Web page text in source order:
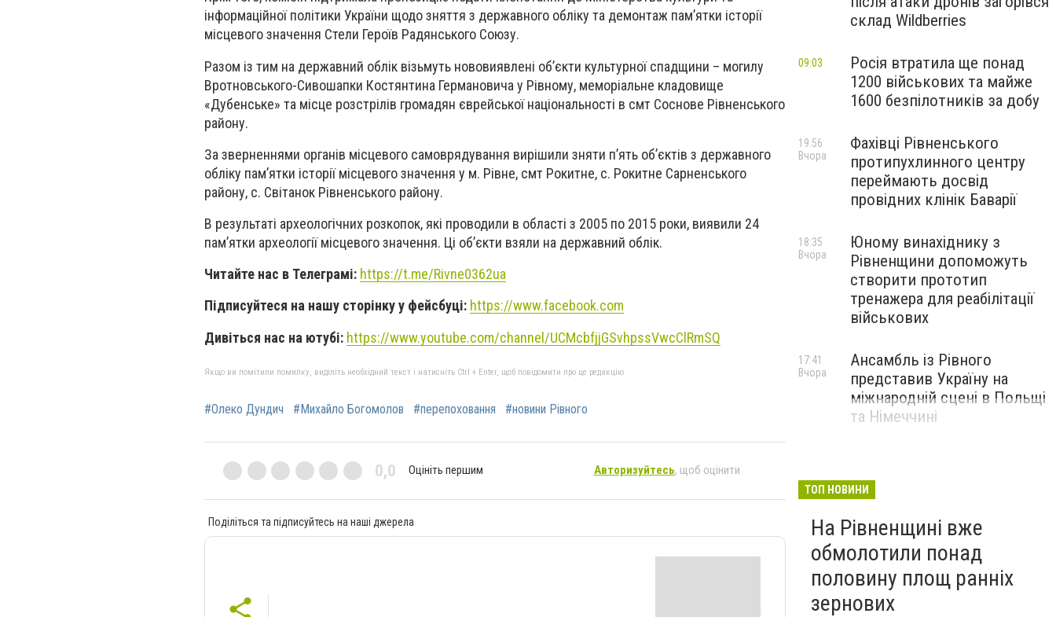
інформаційної політики України щодо зняття з державного обліку та демонтаж пам’ятки історії
місцевого значення Стели Героїв Радянського Союзу.
Разом із тим на державний облік візьмуть нововиявлені об’єкти культурної спадщини – могилу
Вротновського-Сивошапки Костянтина Германовича у Рівному, меморіальне кладовище
«Дубенське» та місце розстрілів громадян єврейської національності в смт Соснове Рівненського
району.
За зверненнями органів місцевого самоврядування вирішили зняти п’ять об’єктів з державного
обліку пам’ятки історії місцевого значення у м. Рівне, смт Рокитне, с. Рокитне Сарненського
району, с. Світанок Рівненського району.
В результаті археологічних розкопок, які проводили в області з 2005 по 2015 роки, виявили 24
пам’ятки археології місцевого значення. Ці об’єкти взяли на державний облік.
Читайте нас в Телеграмі: https://t.me/Rivne0362ua
Підписуйтеся на нашу сторінку у фейсбуці: https://www.facebook.com
Дивіться нас на ютубі: https://www.youtube.com/channel/UCMcbfjjGSvhpssVwcClRmSQ
Якщо ви помітили помилку, виділіть необхідний текст і натисніть Ctrl + Enter, щоб повідомити про це редакцію
#Олеко Дундич #Михайло Богомолов #перепоховання #новини Рівного
0,0 Оцініть першим Авторизуйтесь, щоб оцінити
Поділіться та підписуйтесь на наші джерела
склад Wildberries
Росія втратила ще понад
1200 військових та майже
1600 безпілотників за добу
09:03
Фахівці Рівненського
протипухлинного центру
переймають досвід
провідних клінік Баварії
19:56
Вчора
Юному винахіднику з
Рівненщини допоможуть
створити прототип
тренажера для реабілітації
військових
18:35
Вчора
Ансамбль із Рівного
представив Україну на
міжнародній сцені в Польщі
та Німеччині
17:41
Вчора
ТОП НОВИНИ
На Рівненщині вже
обмолотили понад
половину площ ранніх
зернових